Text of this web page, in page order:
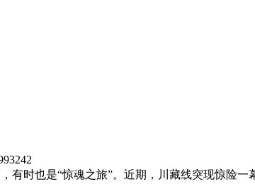
时也是“惊魂之旅”。近期，川藏线突现惊险一